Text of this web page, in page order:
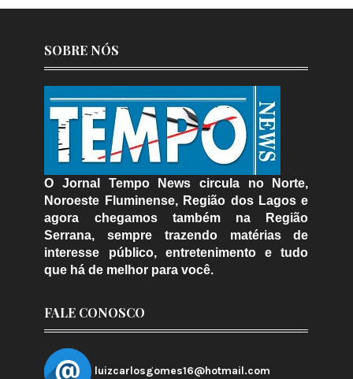
SOBRE NÓS
O Jornal Tempo News circula no Norte,
Noroeste Fluminense, Região dos Lagos e
agora chegamos também na Região
Serrana, sempre trazendo matérias de
interesse público, entretenimento e tudo
que há de melhor para você.
FALE CONOSCO
luizcarlosgomes16@hotmail.com